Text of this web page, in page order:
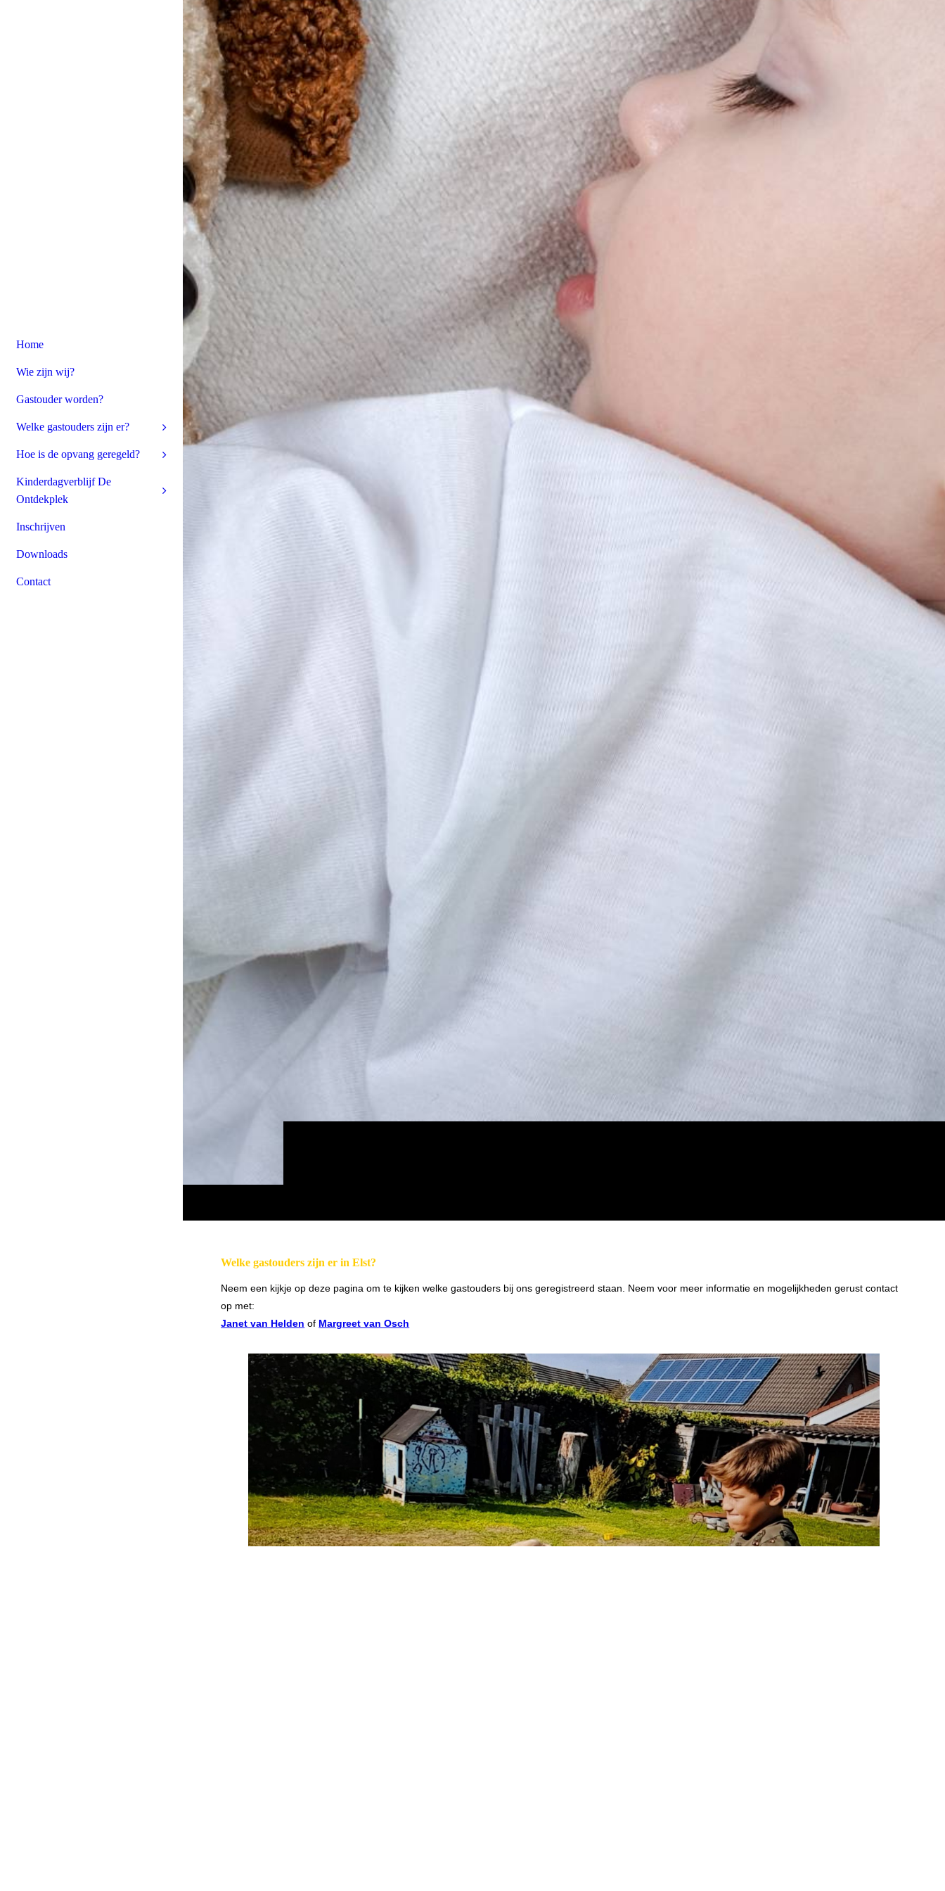
Welke gastouders zijn er in Elst?
Neem een kijkje op deze pagina om te kijken welke gastouders bij ons geregistreerd staan. Neem voor meer informatie en mogelijkheden gerust contact
op met:
Janet van Helden of Margreet van Osch
Home
Wie zijn wij?
Gastouder worden?
Welke gastouders zijn er?
Hoe is de opvang geregeld?
Kinderdagverblijf De
Ontdekplek
Inschrijven
Downloads
Contact